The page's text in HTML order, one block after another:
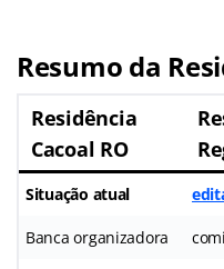
Resumo da
Residência
Cacoal RO
Situação atual
Banca organizadora